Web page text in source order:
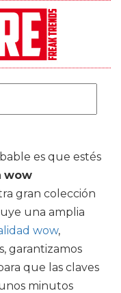
es que estés
wow
gran colección
una amplia
wow,
garantizamos
que las claves
minutos